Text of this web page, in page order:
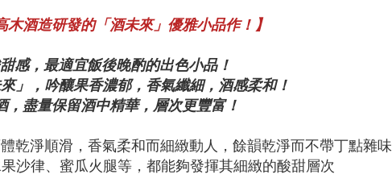
木酒造研發的「酒未來」優雅小品作！】
感，最適宜飯後晚酌的出色小品！
」，吟釀果香濃郁，香氣纖細，酒感柔和！
盡量保留酒中精華，層次更豐富！
乾淨順滑，香氣柔和而細緻動人，餘韻乾淨而不帶丁點雜味
沙律、蜜瓜火腿等，都能夠發揮其細緻的酸甜層次